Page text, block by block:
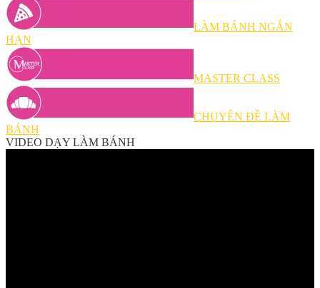
LÀM BÁNH NGẮN
HẠN
MASTER CLASS
CHUYÊN ĐỀ LÀM
BÁNH
VIDEO DẠY LÀM BÁNH